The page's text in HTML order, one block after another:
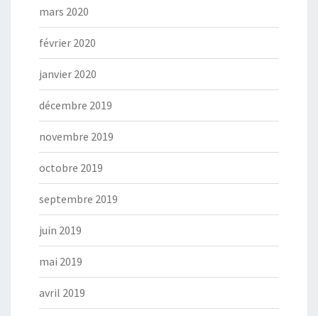
mars 2020
février 2020
janvier 2020
décembre 2019
novembre 2019
octobre 2019
septembre 2019
juin 2019
mai 2019
avril 2019